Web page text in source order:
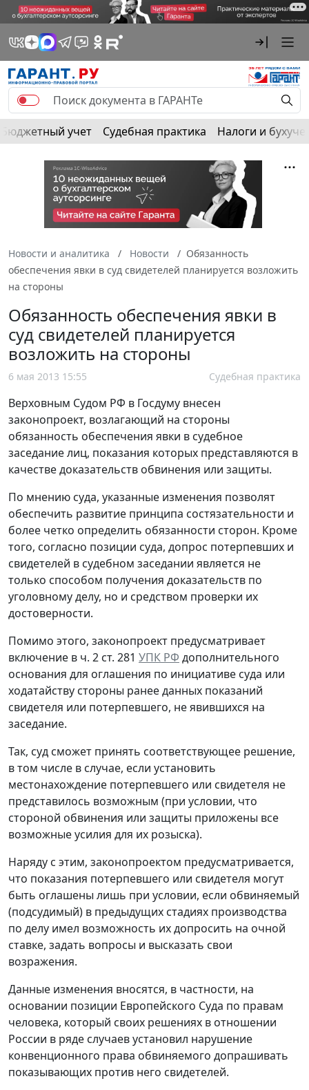
Бюджетный учет Судебная практика Налоги и
Новости и аналитика Новости
Обязанность
обеспечения явки в суд свидетелей планируется возложить
на стороны
Обязанность обеспечения явки в
суд свидетелей планируется
возложить на стороны
6 мая 2013 15:55 Судебная практика
Верховным Судом РФ в Госдуму внесен
законопроект, возлагающий на стороны
обязанность обеспечения явки в судебное
заседание лиц, показания которых представляются в
качестве доказательств обвинения или защиты.
По мнению суда, указанные изменения позволят
обеспечить развитие принципа состязательности и
более четко определить обязанности сторон. Кроме
того, согласно позиции суда, допрос потерпевших и
свидетелей в судебном заседании является не
только способом получения доказательств по
уголовному делу, но и средством проверки их
достоверности.
Помимо этого, законопроект предусматривает
включение в ч. 2 ст. 281 УПК РФ дополнительного
основания для оглашения по инициативе суда или
ходатайству стороны ранее данных показаний
свидетеля или потерпевшего, не явившихся на
заседание.
Так, суд сможет принять соответствующее решение,
в том числе в случае, если установить
местонахождение потерпевшего или свидетеля не
представилось возможным (при условии, что
стороной обвинения или защиты приложены все
возможные усилия для их розыска).
Наряду с этим, законопроектом предусматривается,
что показания потерпевшего или свидетеля могут
быть оглашены лишь при условии, если обвиняемый
(подсудимый) в предыдущих стадиях производства
по делу имел возможность их допросить на очной
ставке, задать вопросы и высказать свои
возражения.
Данные изменения вносятся, в частности, на
основании позиции Европейского Суда по правам
человека, который своих решениях в отношении
России в ряде случаев установил нарушение
конвенционного права обвиняемого допрашивать
показывающих против него свидетелей.